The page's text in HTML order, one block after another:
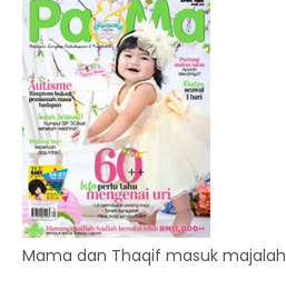
Mama dan Thaqif masuk majalah